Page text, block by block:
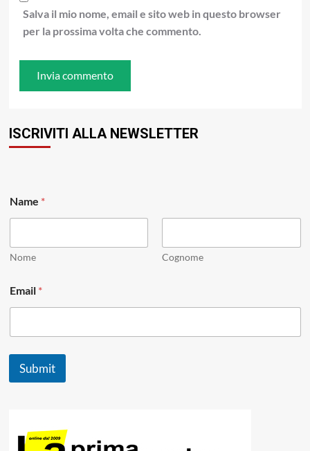
Salva il mio nome, email e sito web in questo browser
per la prossima volta che commento.
ISCRIVITI ALLA NEWSLETTER
Name *
Nome Cognome
m
a
l
m
i
Email *
Submit